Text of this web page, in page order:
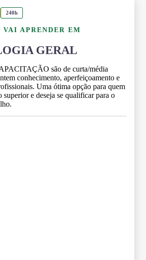
240h
VAI APRENDER EM
GERAL
são de curta/média
conhecimento, aperfeiçoamento e
Uma ótima opção para quem
superior e deseja se qualificar para o